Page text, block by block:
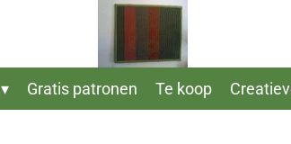
Gratis patronen Te koop